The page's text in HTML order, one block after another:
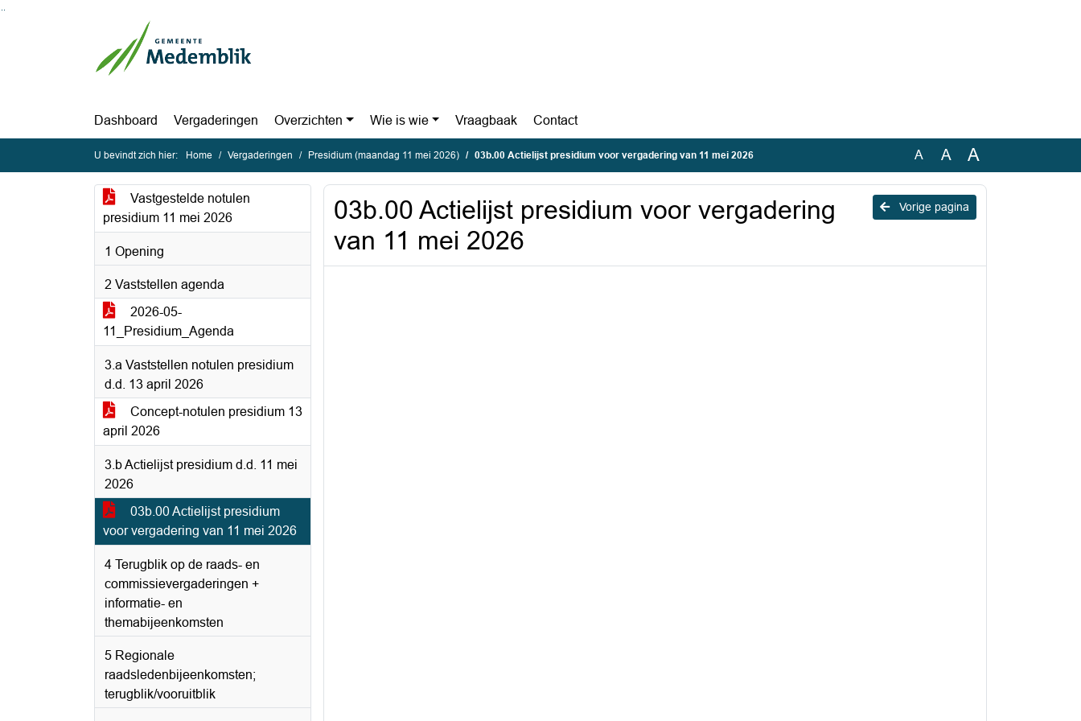
Ga naar de inhoud van deze pagina
Dashboard Vergaderingen Overzichten Wie is wie Vraagbaak Contact
U bevindt zich hier: Home Vergaderingen Presidium (maandag 11 mei 2026) 03b.00 Actielijst presidium voor vergadering van 11 mei 2026 A A A
Vastgestelde notulen
presidium 11 mei 2026
1 Opening
2 Vaststellen agenda
2026-05-
11_Presidium_Agenda
3.a Vaststellen notulen presidium
d.d. 13 april 2026
Concept-notulen presidium 13
april 2026
3.b Actielijst presidium d.d. 11 mei
2026
03b.00 Actielijst presidium
voor vergadering van 11 mei 2026
4 Terugblik op de raads- en
commissievergaderingen +
informatie- en
themabijeenkomsten
5 Regionale
raadsledenbijeenkomsten;
terugblik/vooruitblik
Vorige pagina
03b.00 Actielijst presidium voor vergadering
van 11 mei 2026